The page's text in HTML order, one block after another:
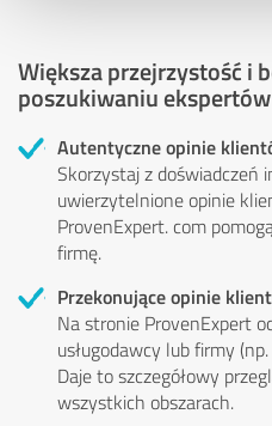
Większa przejrzystość i
poszukiwaniu ekspertów
Autentyczne opinie
Skorzystaj z doświadczeń
uwierzytelnione opinie
ProvenExpert. com
firmę.
Przekonujące opinie
Na stronie ProvenExpert
usługodawcy lub firmy
Daje to szczegółowy
wszystkich obszarach.